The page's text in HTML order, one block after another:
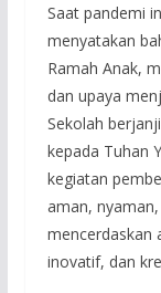
Saat pandemi
menyatakan
Ramah Anak,
dan upaya
Sekolah
kepada Tuhan
kegiatan
aman,
mencerdaskan
inovatif, dan